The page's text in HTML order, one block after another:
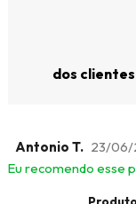
dos
Antonio T. 23/06/
Eu recomendo esse